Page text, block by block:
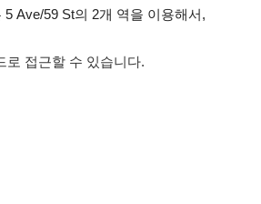
5 Ave/59 St의 2개 역을 이용해서,
로 접근할 수 있습니다.